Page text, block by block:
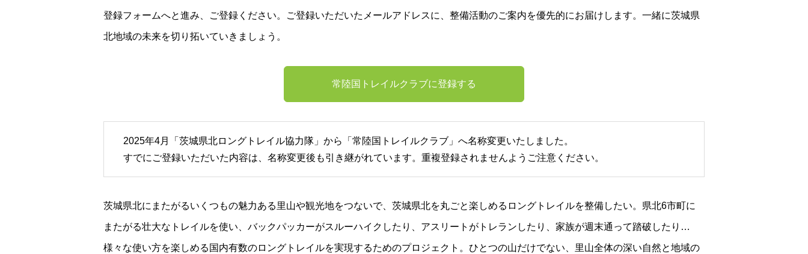
登録フォームへと進み、ご登録ください。ご登録いただいたメールアドレスに、整備活動のご案内を優先的にお届けします。一緒に茨城県
北地域の未来を切り拓いていきましょう。
常陸国トレイルクラブに登録する
2025年4月「茨城県北ロングトレイル協力隊」から「常陸国トレイルクラブ」へ名称変更いたしました。
すでにご登録いただいた内容は、名称変更後も引き継がれています。重複登録されませんようご注意ください。
茨城県北にまたがるいくつもの魅力ある里山や観光地をつないで、茨城県北を丸ごと楽しめるロングトレイルを整備したい。県北6市町に
またがる壮大なトレイルを使い、バックパッカーがスルーハイクしたり、アスリートがトレランしたり、家族が週末通って踏破したり…
様々な使い方を楽しめる国内有数のロングトレイルを実現するためのプロジェクト。ひとつの山だけでない、里山全体の深い自然と地域の